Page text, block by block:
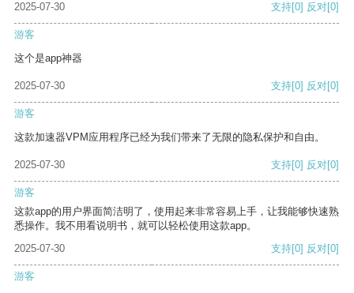
2025-07-30
支持[0] 反对[0]
游客
这个是app神器
2025-07-30 支持[0] 反对[0]
游客
这款加速器VPM应用程序已经为我们带来了无限的隐私保护和自由。
2025-07-30 支持[0] 反对[0]
游客
这款app的用户界面简洁明了，使用起来非常容易上手，让我能够快速熟
悉操作。我不用看说明书，就可以轻松使用这款app。
2025-07-30
支持[0] 反对[0]
游客